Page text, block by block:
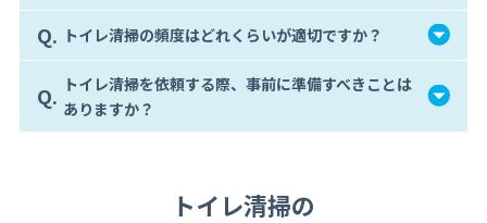
Q. トイレ清掃の頻度はどれくらいが適切ですか？
Q. トイレ清掃を依頼する際、事前に準備すべきことは
ありますか？
トイレ清掃の